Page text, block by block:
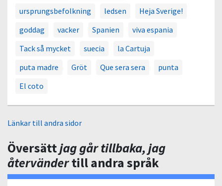
ursprungsbefolkning
ledsen
Heja Sverige!
goddag
vacker Spanien
viva espania
Tack så mycket
suecia
la Cartuja
puta madre
Gröt Que sera sera
punta
El coto
Länkar till andra sidor
Översättjag går tillbaka, jag
återvändertill andra språk